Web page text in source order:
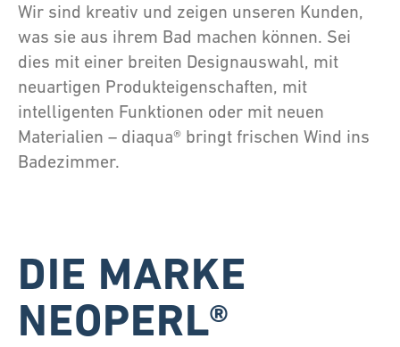
Wir sind kreativ und zeigen unseren Kunden,
was sie aus ihrem Bad machen können. Sei
dies mit einer breiten Designauswahl, mit
neuartigen Produkteigenschaften, mit
intelligenten Funktionen oder mit neuen
Materialien – diaqua® bringt frischen Wind ins
Badezimmer.
DIE MARKE
NEOPERL®